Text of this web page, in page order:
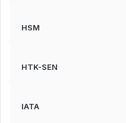
HSM
HTK-SEN
IATA